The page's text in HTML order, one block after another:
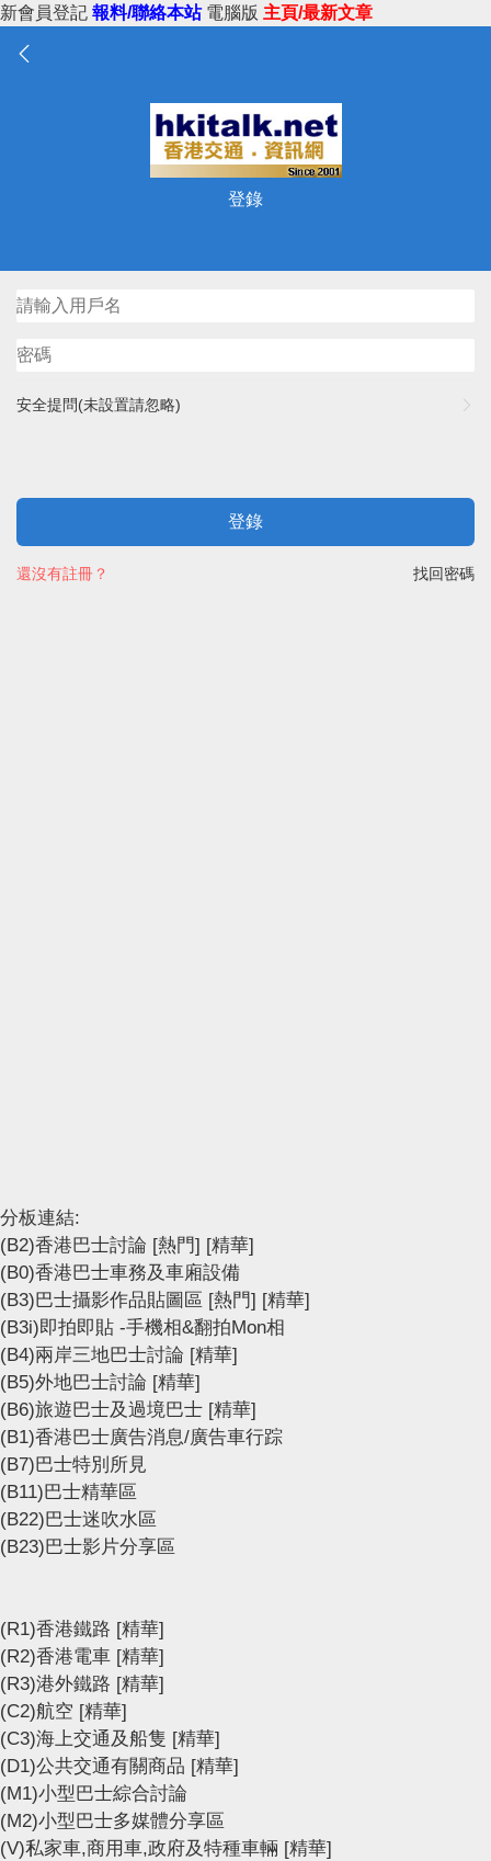
新會員登記 報料/聯絡本站 電腦版 主頁/最新文章
登錄
安全提問(未設置請忽略)
登錄
找回密碼
還沒有註冊？
分板連結:
(B2)香港巴士討論 [熱門] [精華]
(B0)香港巴士車務及車廂設備
(B3)巴士攝影作品貼圖區 [熱門] [精華]
(B3i)即拍即貼 -手機相&翻拍Mon相
(B4)兩岸三地巴士討論 [精華]
(B5)外地巴士討論 [精華]
(B6)旅遊巴士及過境巴士 [精華]
(B1)香港巴士廣告消息/廣告車行踪
(B7)巴士特別所見
(B11)巴士精華區
(B22)巴士迷吹水區
(B23)巴士影片分享區
(R1)香港鐵路 [精華]
(R2)香港電車 [精華]
(R3)港外鐵路 [精華]
(C2)航空 [精華]
(C3)海上交通及船隻 [精華]
(D1)公共交通有關商品 [精華]
(M1)小型巴士綜合討論
(M2)小型巴士多媒體分享區
(V)私家車,商用車,政府及特種車輛 [精華]